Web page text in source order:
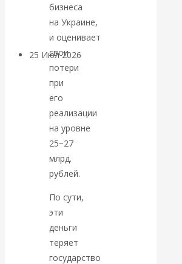
покинуть НАТО?
25 Июл 2026
интервью и беседы
«Об этом
молчат»:
экономист
Валентин
Катасонов
считает, что
бизнеса
на Украине,
и оценивает
свои
потери
при
его
реализации
на уровне
25−27
млрд.
рублей.
По сути,
эти
деньги
теряет
государство